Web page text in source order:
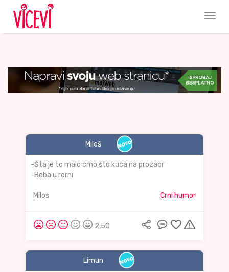
Miloš
-Šta je to malo crno što kuca na prozaor
-Beba u rerni
Miloš Crni humor
2,50
Limun